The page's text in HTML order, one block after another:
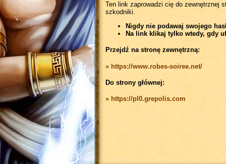
Ten link zaprowadzi cię do zewnętrznej
szkodniki.
Nigdy nie podawaj swojego
Na link klikaj tylko wtedy, gdy
Przejdź na stronę zewnętrzną:
» https://www.robes-soiree.net/
Do strony głównej:
» https://pl0.grepolis.com